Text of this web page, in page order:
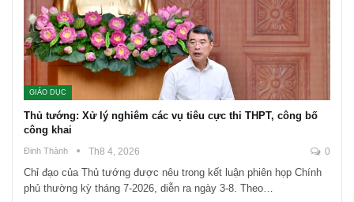
GIÁO DỤC
Thủ tướng: Xử lý nghiêm các vụ tiêu cực thi THPT, công bố
công khai
Đinh Thành Th8 4, 2026 0
Chỉ đạo của Thủ tướng được nêu trong kết luận phiên họp Chính
phủ thường kỳ tháng 7-2026, diễn ra ngày 3-8. Theo…